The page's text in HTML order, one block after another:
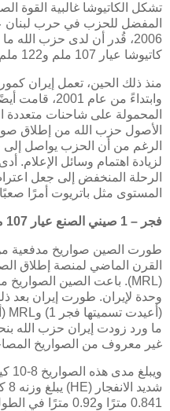
تشكل الكاتيوشا غالبية القوة
كاتيوشا عيار 107 ملم و122 ملم، على الرغم من هذا العدد.
منذ ذلك الحين، تعمل إيران
وابتداءً من
المحمولة على شاحنات متعددة
الأصول حزب الله من إطلاق
الرغم من أن الحزب يواصل إلى
لزيادة اهتمام وسائل الإعلام.
الرحلة المنخفض إلى جعل
المستوى مثل باتريوت أمرًا
فجر – 1 صيني الصنع عيار 107 ملم
(
MRL
وحدة لإيران. طورت إيران بعد
(أعيدت تسميتها فجر 1) و
MRL
غير معروف من الصواريخ
شديد الانفجار (HE
)